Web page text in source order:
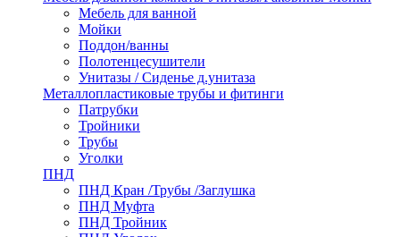
Мебель для ванной
Мойки
Поддон/ванны
Полотенцесушители
Унитазы / Сиденье д.унитаза
Металлопластиковые трубы и фитинги
Патрубки
Тройники
Трубы
Уголки
ПНД
ПНД Кран /Трубы /Заглушка
ПНД Муфта
ПНД Тройник